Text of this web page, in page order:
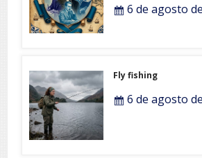
6 de agosto
Fly fishing
6 de agosto